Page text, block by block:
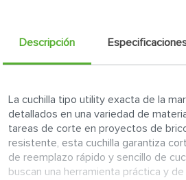
Descripción
La cuchilla tipo utility exacta de la
detallados en una variedad de
tareas de corte en proyectos de
resistente, esta cuchilla garantiza
de reemplazo rápido y sencillo de
buscan una herramienta práctica y